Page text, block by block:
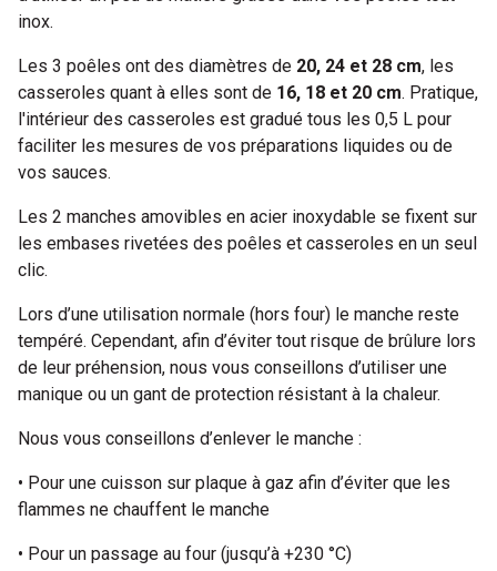
inox.
Les 3 poêles ont des diamètres de 20, 24 et 28 cm, les
casseroles quant à elles sont de 16, 18 et 20 cm. Pratique,
l'intérieur des casseroles est gradué tous les 0,5 L pour
faciliter les mesures de vos préparations liquides ou de
vos sauces.
Les 2 manches amovibles en acier inoxydable se fixent sur
les embases rivetées des poêles et casseroles en un seul
clic.
Lors d’une utilisation normale (hors four) le manche reste
tempéré. Cependant, afin d’éviter tout risque de brûlure lors
de leur préhension, nous vous conseillons d’utiliser une
manique ou un gant de protection résistant à la chaleur.
Nous vous conseillons d’enlever le manche :
• Pour une cuisson sur plaque à gaz afin d’éviter que les
flammes ne chauffent le manche
• Pour un passage au four (jusqu’à +230 °C)